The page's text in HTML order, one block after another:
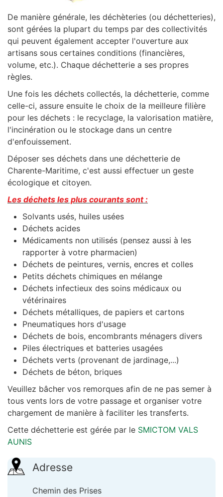
De manière générale, les déchèteries (ou déchetteries),
sont gérées la plupart du temps par des collectivités
qui peuvent également accepter l'ouverture aux
artisans sous certaines conditions (financières,
volume, etc.). Chaque déchetterie a ses propres
règles.
Une fois les déchets collectés, la déchetterie, comme
celle-ci, assure ensuite le choix de la meilleure filière
pour les déchets : le recyclage, la valorisation matière,
l'incinération ou le stockage dans un centre
d'enfouissement.
Déposer ses déchets dans une déchetterie de
Charente-Maritime, c'est aussi effectuer un geste
écologique et citoyen.
Les déchets les plus courants sont :
Solvants usés, huiles usées
Déchets acides
Médicaments non utilisés (pensez aussi à les
rapporter à votre pharmacien)
Déchets de peintures, vernis, encres et colles
Petits déchets chimiques en mélange
Déchets infectieux des soins médicaux ou
vétérinaires
Déchets métalliques, de papiers et cartons
Pneumatiques hors d'usage
Déchets de bois, encombrants ménagers divers
Piles électriques et batteries usagées
Déchets verts (provenant de jardinage,...)
Déchets de béton, briques
Veuillez bâcher vos remorques afin de ne pas semer à
tous vents lors de votre passage et organiser votre
chargement de manière à faciliter les transferts.
Cette déchetterie est gérée par le SMICTOM VALS
AUNIS
Adresse
Chemin des Prises